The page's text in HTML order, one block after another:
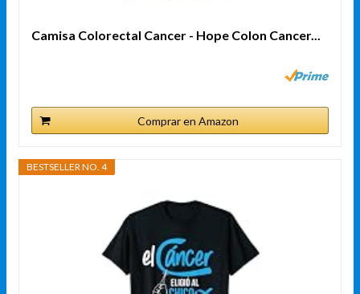
Camisa Colorectal Cancer - Hope Colon Cancer...
Comprar en Amazon
BESTSELLER NO. 4